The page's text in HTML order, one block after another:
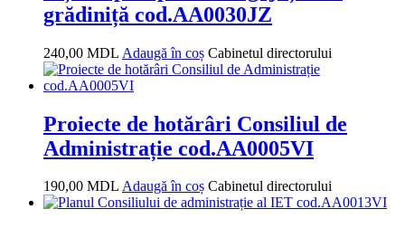
grădiniță cod.AA0030JZ
240,00 MDL Adaugă în coș Cabinetul directorului
Proiecte de hotărâri Consiliul de
Administrație cod.AA0005VI
190,00 MDL Adaugă în coș Cabinetul directorului